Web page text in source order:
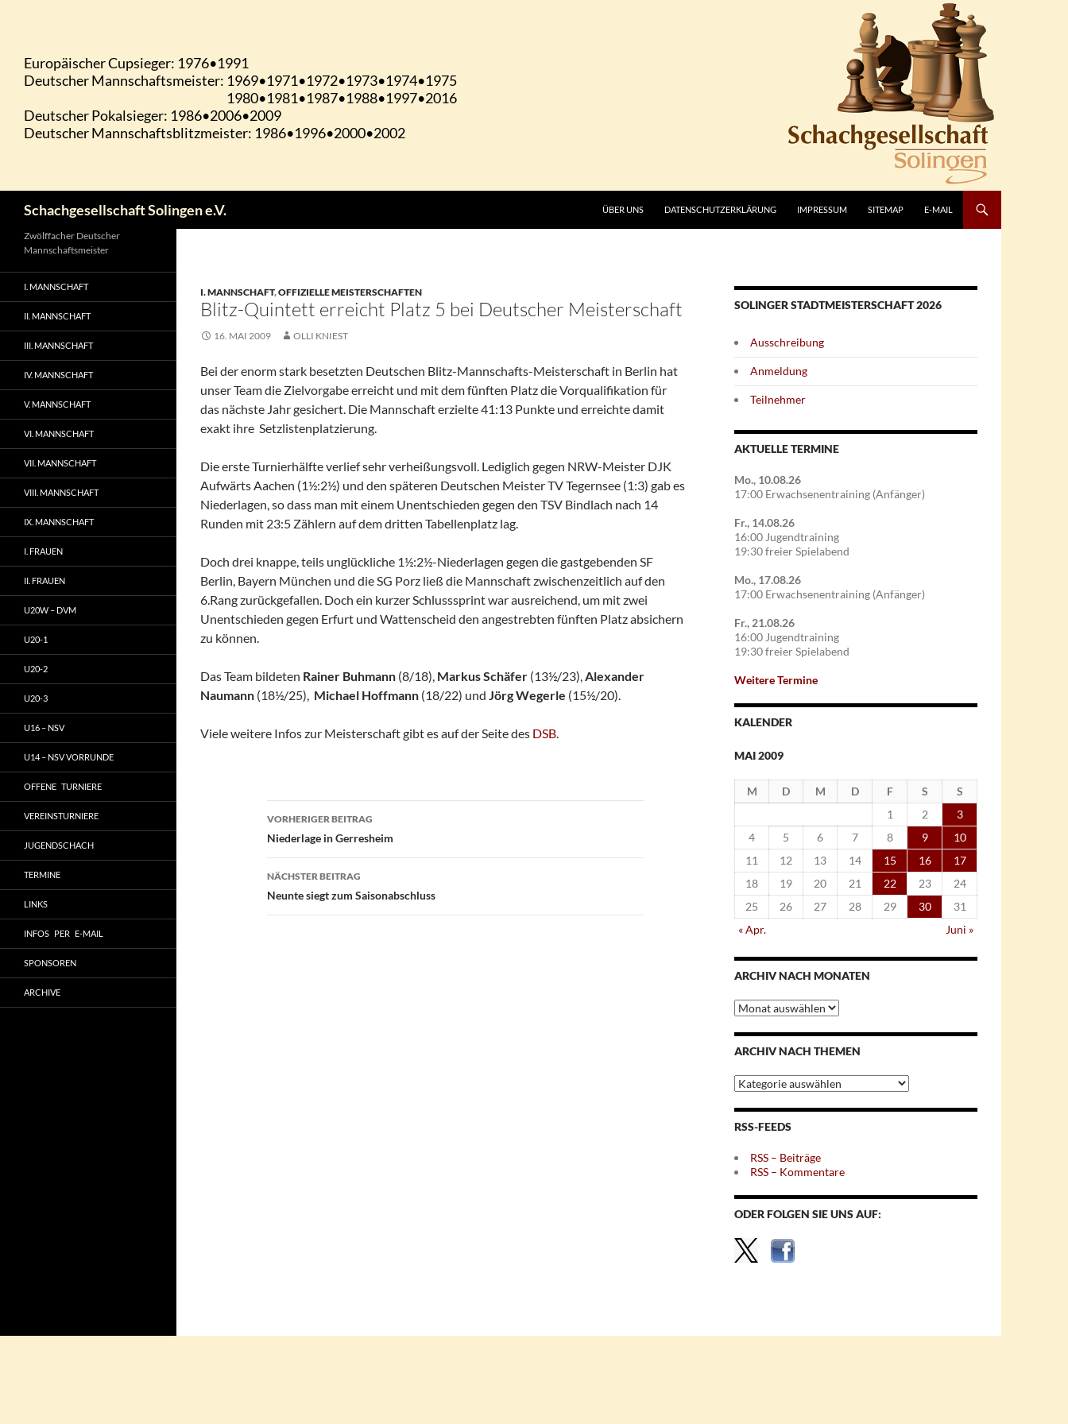
Schachgesellschaft Solingen e.V. ÜBER UNS DATENSCHUTZERKLÄRUNG IMPRESSUM SITEMAP E-MAIL
I. MANNSCHAFT,OFFIZIELLE MEISTERSCHAFTEN
Blitz-Quintett erreicht Platz 5 bei Deutscher Meisterschaft
16. MAI 2009 OLLI KNIEST
Bei der enorm stark besetzten Deutschen Blitz-Mannschafts-Meisterschaft in Berlin hat
unser Team die Zielvorgabe erreicht und mit dem fünften Platz die Vorqualifikation für
das nächste Jahr gesichert. Die Mannschaft erzielte 41:13 Punkte und erreichte damit
exakt ihre Setzlistenplatzierung.
Die erste Turnierhälfte verlief sehr verheißungsvoll. Lediglich gegen NRW-Meister DJK
Aufwärts Aachen (1½:2½) und den späteren Deutschen Meister TV Tegernsee (1:3) gab es
Niederlagen, so dass man mit einem Unentschieden gegen den TSV Bindlach nach 14
Runden mit 23:5 Zählern auf dem dritten Tabellenplatz lag.
Doch drei knappe, teils unglückliche 1½:2½-Niederlagen gegen die gastgebenden SF
Berlin, Bayern München und die SG Porz ließ die Mannschaft zwischenzeitlich auf den
6.Rang zurückgefallen. Doch ein kurzer Schlusssprint war ausreichend, um mit zwei
Unentschieden gegen Erfurt und Wattenscheid den angestrebten fünften Platz absichern
zu können.
Das Team bildeten Rainer Buhmann (8/18), Markus Schäfer (13½/23),Alexander
Naumann (18½/25), Michael Hoffmann (18/22) und Jörg Wegerle (15½/20).
Viele weitere Infos zur Meisterschaft gibt es auf der Seite des DSB.
Beitragsnavigation
VORHERIGER BEITRAG
Niederlage in Gerresheim
NÄCHSTER BEITRAG
Neunte siegt zum Saisonabschluss
SOLINGER STADTMEISTERSCHAFT 2026
Ausschreibung
Anmeldung
Teilnehmer
AKTUELLE TERMINE
Mo., 10.08.26
17:00 Erwachsenentraining (Anfänger)
Fr., 14.08.26
16:00 Jugendtraining
19:30 freier Spielabend
Mo., 17.08.26
17:00 Erwachsenentraining (Anfänger)
Fr., 21.08.26
16:00 Jugendtraining
19:30 freier Spielabend
Weitere Termine
KALENDER
MAI 2009
M D M D F S
S
1
2
3
4
5 6 7 8 9
10
11
12 13 14 15 16
17
18
19 20 21 22 23
24
25
26 27 28 29 30
31
« Apr.
Juni »
ARCHIV NACH MONATEN
Archiv
nach
Monaten
ARCHIV NACH THEMEN
Archiv
nach
Themen
RSS-FEEDS
RSS – Beiträge
RSS – Kommentare
ODER FOLGEN SIE UNS AUF:
Zwölffacher Deutscher
Mannschaftsmeister
I. MANNSCHAFT
II. MANNSCHAFT
III. MANNSCHAFT
IV. MANNSCHAFT
V. MANNSCHAFT
VI. MANNSCHAFT
VII. MANNSCHAFT
VIII. MANNSCHAFT
IX. MANNSCHAFT
I. FRAUEN
II. FRAUEN
U20W – DVM
U20-1
U20-2
U20-3
U16 – NSV
U14 – NSV VORRUNDE
OFFENE TURNIERE
VEREINSTURNIERE
JUGENDSCHACH
TERMINE
LINKS
INFOS PER E-MAIL
SPONSOREN
ARCHIVE